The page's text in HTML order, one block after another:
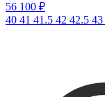
56 100 ₽
40 41 41.5 42 42.5 43